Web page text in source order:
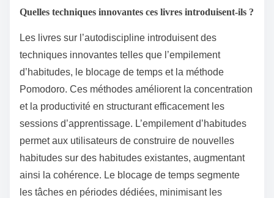
Quelles techniques innovantes ces livres introduisent-ils ?
Les livres sur l’autodiscipline introduisent des
techniques innovantes telles que l’empilement
d’habitudes, le blocage de temps et la méthode
Pomodoro. Ces méthodes améliorent la concentration
et la productivité en structurant efficacement les
sessions d’apprentissage. L’empilement d’habitudes
permet aux utilisateurs de construire de nouvelles
habitudes sur des habitudes existantes, augmentant
ainsi la cohérence. Le blocage de temps segmente
les tâches en périodes dédiées, minimisant les